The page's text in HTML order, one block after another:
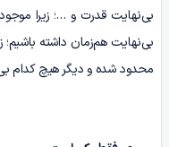
بی‌نهایت قدرت و …؛ زیرا
بی‌نهایت هم‌زمان داشته
محدود شده و دیگر هیچ کدام